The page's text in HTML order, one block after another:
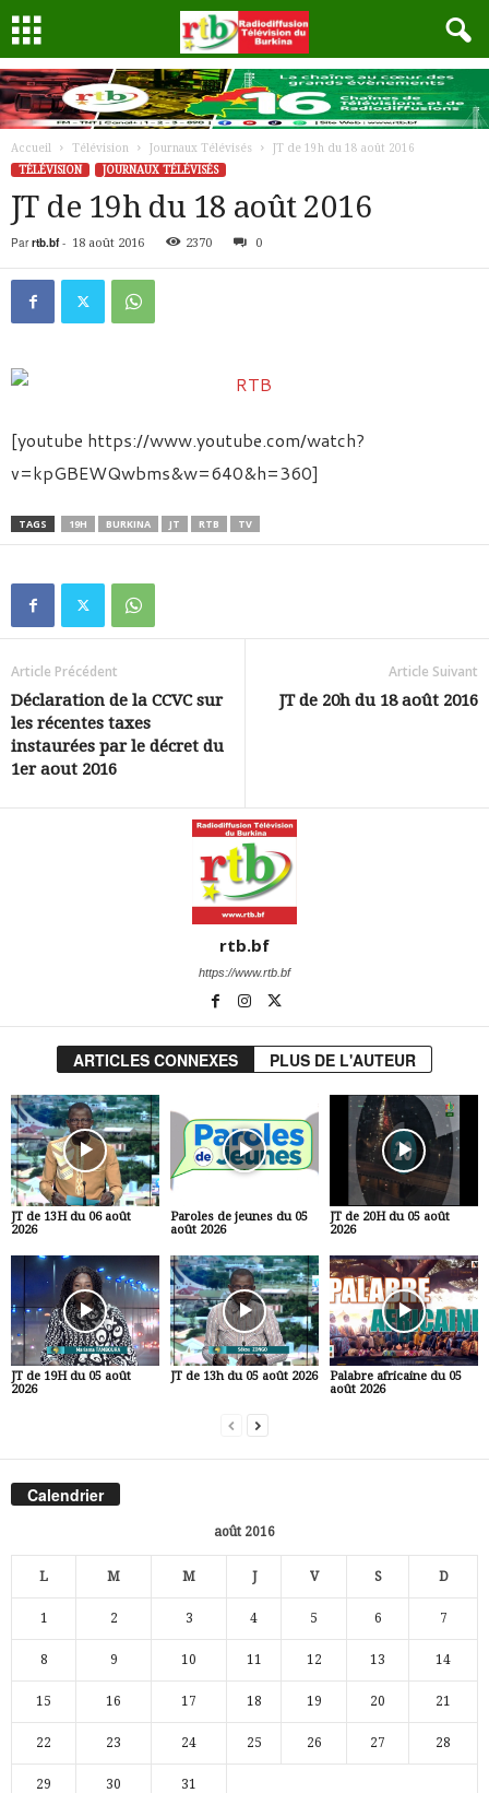
Accueil Télévision Journaux Télévisés
JT de 19h du 18 août 2016
TÉLÉVISION
JOURNAUX TÉLÉVISÉS
JT de 19h du 18 août 2016
Par rtb.bf- 18 août 2016 2370 0
[youtube https://www.youtube.com/watch?
v=kpGBEWQwbms&w=640&h=360]
TAGS 19H BURKINA JT RTB TV
Article Précédent
Déclaration de la CCVC sur
les récentes taxes
instaurées par le décret du
1er aout 2016
Article Suivant
JT de 20h du 18 août 2016
rtb.bf
https://www.rtb.bf
ARTICLES CONNEXES PLUS DE L'AUTEUR
JT de 13H du 06 août
2026
Paroles de jeunes du 05
août 2026
JT de 20H du 05 août
2026
JT de 19H du 05 août
2026
JT de 13h du 05 août 2026
Palabre africaine du 05
août 2026
Calendrier
août 2016
L M M J V S D
1 2 3 4 5 6 7
8 9 10 11 12 13 14
15 16 17 18 19 20 21
22 23 24 25 26 27 28
29 30 31